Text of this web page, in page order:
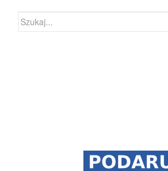
Szukaj: